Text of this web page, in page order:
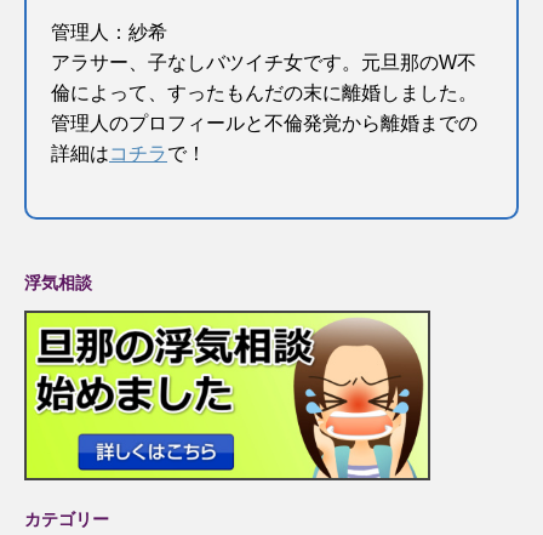
管理人：紗希
アラサー、子なしバツイチ女です。元旦那のW不
倫によって、すったもんだの末に離婚しました。
管理人のプロフィールと不倫発覚から離婚までの
詳細はコチラで！
浮気相談
カテゴリー